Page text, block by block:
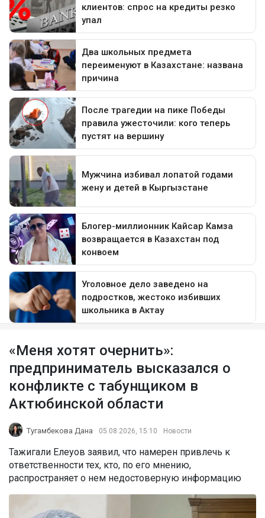
«Меня хотят очернить»:
предприниматель высказался о
конфликте с табунщиком в
Актюбинской области
Тугамбекова Дана 05.08.2026, 15:10 Новости
Тажигали Елеуов заявил, что намерен привлечь к
ответственности тех, кто, по его мнению,
распространяет о нем недостоверную информацию